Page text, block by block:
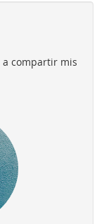
a compartir mis